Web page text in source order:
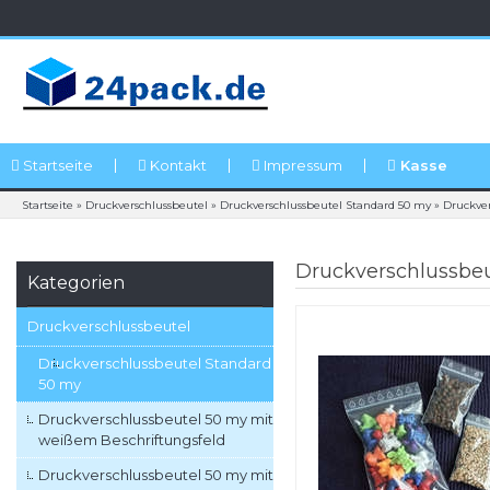
Startseite Kontakt Impressum Kasse
Startseite » Druckverschlussbeutel » Druckverschlussbeutel Standard 50 my»
Kategorien
Druckverschlussbeutel
Druckverschlussbeutel Standard
50 my
Druckverschlussbeutel 50 my mit
weißem Beschriftungsfeld
Druckverschlussbeutel 50 my mit